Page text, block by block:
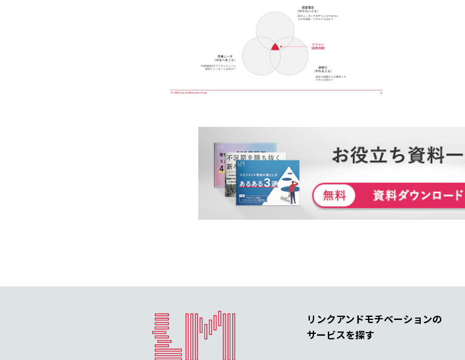
リンクアンドモチベーションの
サービスを探す